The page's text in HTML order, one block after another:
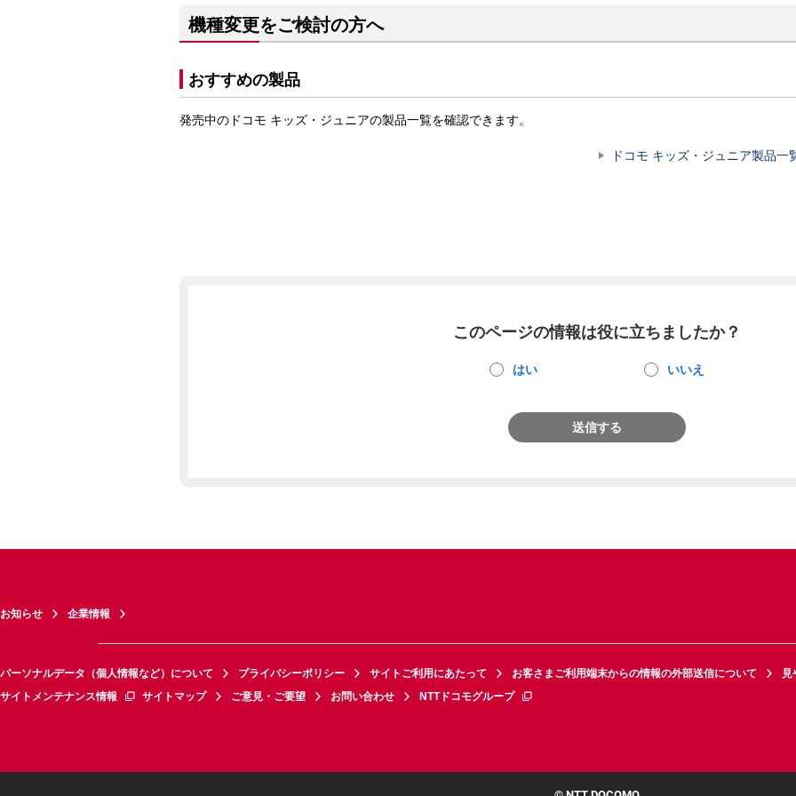
機種変更をご検討の方へ
おすすめの製品
発売中のドコモ キッズ・ジュニアの製品一覧を確認できます。
ドコモ キッズ・ジュニア製品一
このページの情報は役に立ちましたか？
はい いいえ
送信する
お知らせ 企業情報
パーソナルデータ（個人情報など）について プライバシーポリシー サイトご利用にあたって お客さまご利用端末からの情報の外部送信について
見
サイトメンテナンス情報
サイトマップ ご意見・ご要望 お問い合わせ NTTドコモグループ